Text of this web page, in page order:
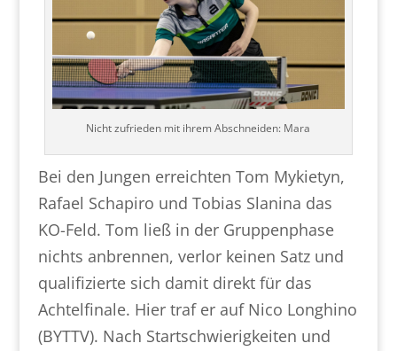
Nicht zufrieden mit ihrem Abschneiden: Mara
Bei den Jungen erreichten Tom Mykietyn,
Rafael Schapiro und Tobias Slanina das
KO-Feld. Tom ließ in der Gruppenphase
nichts anbrennen, verlor keinen Satz und
qualifizierte sich damit direkt für das
Achtelfinale. Hier traf er auf Nico Longhino
(BYTTV). Nach Startschwierigkeiten und